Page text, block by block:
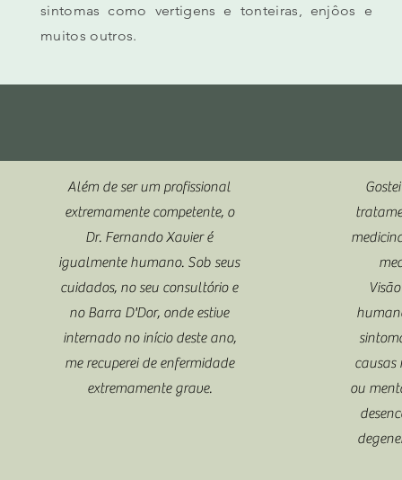
sintomas como vertigens e tonteiras, enjôos e
muitos outros.
Além de ser um profissional
extremamente competente, o
Dr. Fernando Xavier é
igualmente humano. Sob seus
cuidados, no seu consultório e
no Barra D'Dor, onde estive
internado no início deste ano,
me recuperei de enfermidade
extremamente grave.
causas
ou